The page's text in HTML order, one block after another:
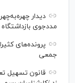
مددجوی
پرونده‌های
جمعی
قانون تسهیل